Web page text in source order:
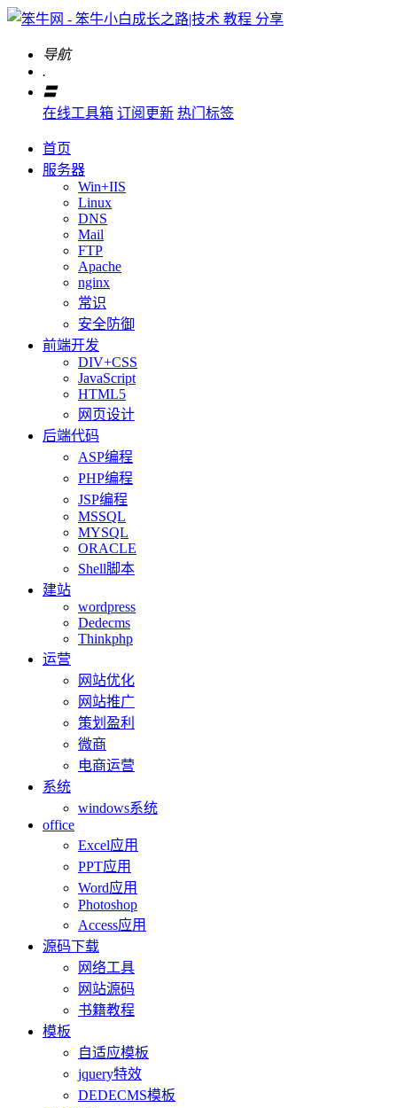
导航
.
〓
在线工具箱 订阅更新 热门标签
首页
服务器
Win+IIS
Linux
DNS
Mail
FTP
Apache
nginx
常识
安全防御
前端开发
DIV+CSS
JavaScript
HTML5
网页设计
后端代码
ASP编程
PHP编程
JSP编程
MSSQL
MYSQL
ORACLE
Shell脚本
建站
wordpress
Dedecms
Thinkphp
运营
网站优化
网站推广
策划盈利
微商
电商运营
系统
windows系统
office
Excel应用
PPT应用
Word应用
Photoshop
Access应用
源码下载
网络工具
网站源码
书籍教程
模板
自适应模板
jquery特效
DEDECMS模板